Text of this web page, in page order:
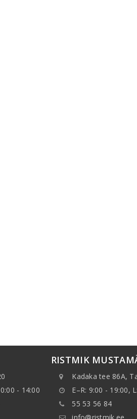
- 14:00
RISTMIK
Kadaka tee 86A,
E–R: 9:00 - 19:00,
55 53 56 84